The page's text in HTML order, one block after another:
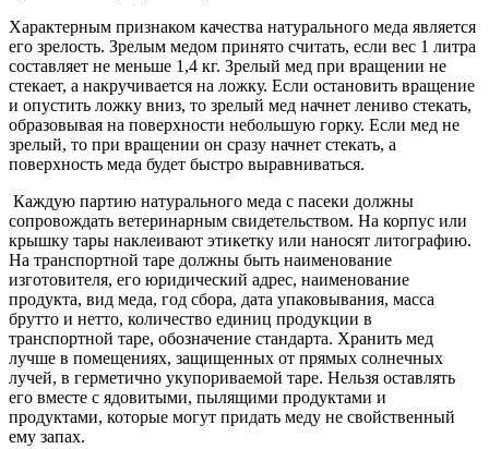
Характерным признаком качества натурального меда является
его зрелость. Зрелым медом принято считать, если вес 1 литра
составляет не меньше 1,4 кг. Зрелый мед при вращении не
стекает, а накручивается на ложку. Если остановить вращение
и опустить ложку вниз, то зрелый мед начнет лениво стекать,
образовывая на поверхности небольшую горку. Если мед не
зрелый, то при вращении он сразу начнет стекать, а
поверхность меда будет быстро выравниваться.
Каждую партию натурального меда с пасеки должны
сопровождать ветеринарным свидетельством. На корпус или
крышку тары наклеивают этикетку или наносят литографию.
На транспортной таре должны быть наименование
изготовителя, его юридический адрес, наименование
продукта, вид меда, год сбора, дата упаковывания, масса
брутто и нетто, количество единиц продукции в
транспортной таре, обозначение стандарта. Хранить мед
лучше в помещениях, защищенных от прямых солнечных
лучей, в герметично укупориваемой таре. Нельзя оставлять
его вместе с ядовитыми, пылящими продуктами и
продуктами, которые могут придать меду не свойственный
ему запах.